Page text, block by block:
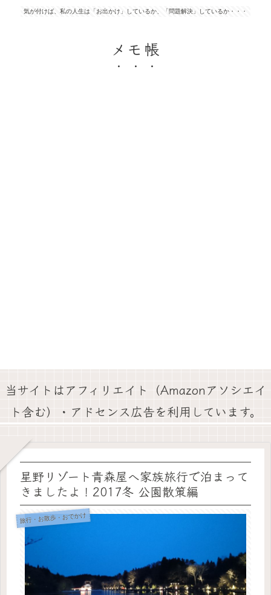
気が付けば、私の人生は「お出かけ」しているか、「問題解決」しているか・・・
メモ帳
当サイトはアフィリエイト（Amazonアソシエイ
ト含む）・アドセンス広告を利用しています。
星野リゾート青森屋へ家族旅行で泊まって
きましたよ！2017冬 公園散策編
旅行・お散歩・おでかけ